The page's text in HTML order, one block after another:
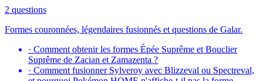
2 questions
Formes couronnées, légendaires fusionnés et questions de Galar.
· Comment obtenir les formes Épée Suprême et Bouclier
Suprême de Zacian et Zamazenta ?
· Comment fusionner Sylveroy avec Blizzeval ou Spectreval,